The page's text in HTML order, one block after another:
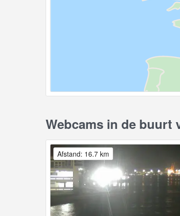
Webcams in de buurt
Afstand: 16.7 km